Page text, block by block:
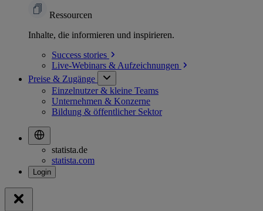
Ressourcen
Inhalte, die informieren und inspirieren.
Success stories
Live-Webinars & Aufzeichnungen
Preise & Zugänge
Einzelnutzer & kleine Teams
Unternehmen & Konzerne
Bildung & öffentlicher Sektor
statista.de
statista.com